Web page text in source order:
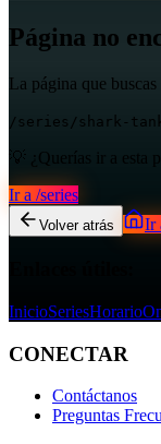
Página no
La página que
/series/shark-
💡 ¿Querías ir a esta
Ir a /series
Volver atrás Ir
InicioSeriesHorario
CONECTAR
Contáctanos
Preguntas